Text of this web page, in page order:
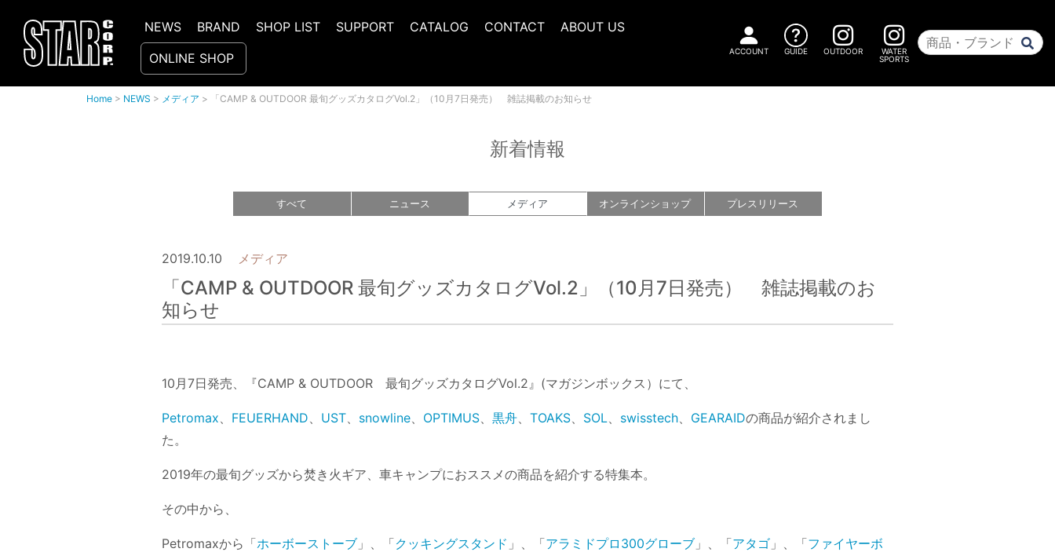
NEWS BRAND SHOP LIST SUPPORT CATALOG CONTACT
ABOUT US
ONLINE SHOP
ACCOUNT GUIDE OUTDOOR
WATER
SPORTS
Home > NEWS > メディア > 「CAMP & OUTDOOR 最旬グッズカタログVol.2」（10月7日発売） 雑誌掲載のお知らせ
新着情報
すべて ニュース メディア オンラインショップ プレス リリース
2019.10.10 メディア
「CAMP & OUTDOOR 最旬グッズカタログVol.2」（10月7日発売） 雑誌掲載のお
知らせ
10月7日発売、『CAMP & OUTDOOR 最旬グッズカタログVol.2』(マガジンボックス）にて、
Petromax、 FEUERHAND、 UST、 snowline、 OPTIMUS、黒舟、TOAKS、 SOL、 swisstech、 GEARAIDの商品が紹介されまし
た。
2019年の最旬グッズから焚き火ギア、車キャンプにおススメの商品を紹介する特集本。
その中から、
Petromaxから「ホーボーストーブ 」、「クッキングスタンド 」、「アラミドプロ300グローブ 」、「アタゴ 」、「ファイヤーボ